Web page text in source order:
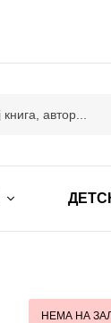
НЕМА НА